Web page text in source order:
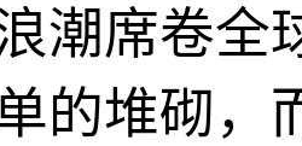
潮席卷全
的堆砌，